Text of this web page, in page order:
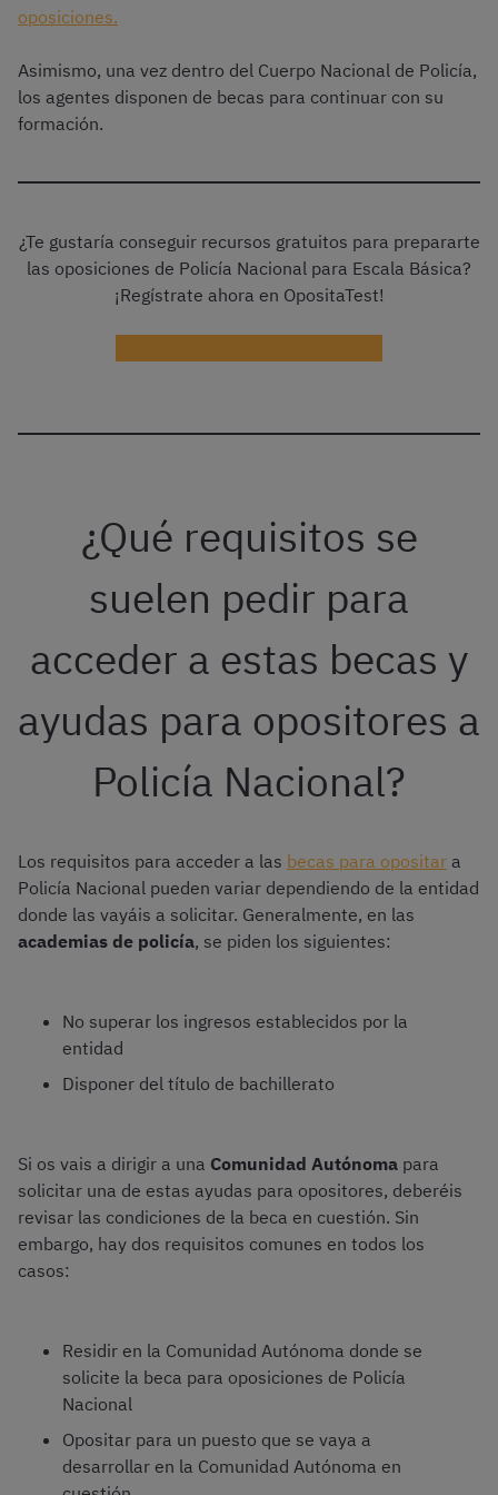
oposiciones.
Asimismo, una vez dentro del Cuerpo Nacional de Policía,
los agentes disponen de becas para continuar con su
formación.
¿Te gustaría conseguir recursos gratuitos para prepararte
las oposiciones de Policía Nacional para Escala Básica?
¡Regístrate ahora en OpositaTest!
¿Qué requisitos se
suelen pedir para
acceder a estas becas y
ayudas para opositores a
Policía Nacional?
Los requisitos para acceder a las becas para opositar a
Policía Nacional pueden variar dependiendo de la entidad
donde las vayáis a solicitar. Generalmente, en las
academias de policía, se piden los siguientes:
No superar los ingresos establecidos por la
entidad
Disponer del título de bachillerato
Si os vais a dirigir a una Comunidad Autónoma para
solicitar una de estas ayudas para opositores, deberéis
revisar las condiciones de la beca en cuestión. Sin
embargo, hay dos requisitos comunes en todos los
casos:
Residir en la Comunidad Autónoma donde se
solicite la beca para oposiciones de Policía
Nacional
Opositar para un puesto que se vaya a
desarrollar en la Comunidad Autónoma en